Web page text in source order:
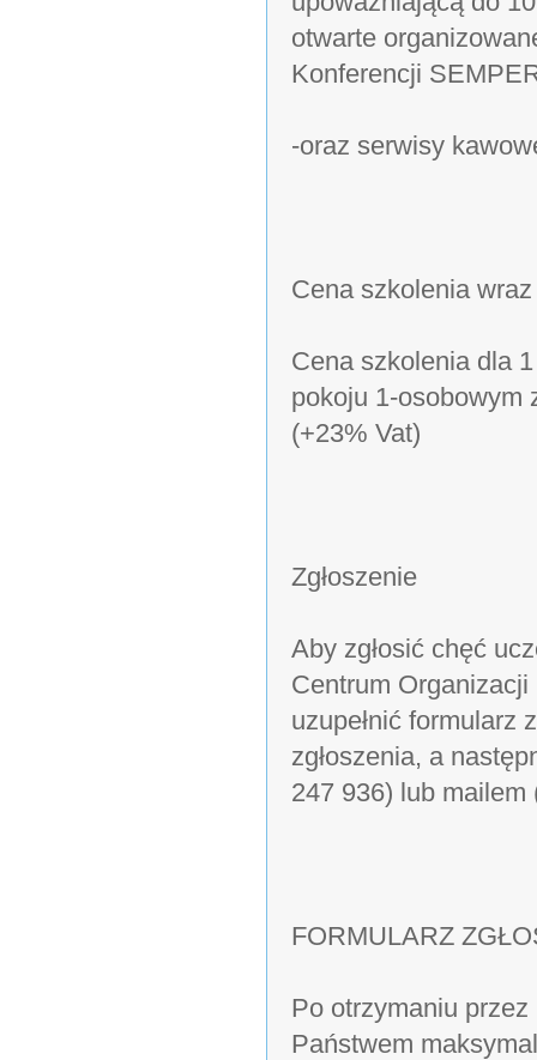
otwarte
Konferencji
-oraz serwisy
Cena szkolenia
Cena szkolenia dla
pokoju 1-osobowym
(+23% Vat)
Zgłoszenie
Aby zgłosić chęć
Centrum
uzupełnić formularz
zgłoszenia, a
247 936) lub
FORMULARZ
Po otrzymaniu
Państwem